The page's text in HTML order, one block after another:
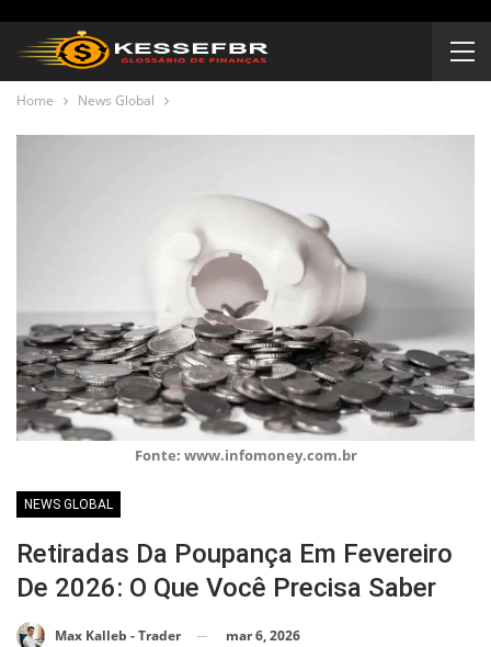
Home News Global
Fonte: www.infomoney.com.br
NEWS GLOBAL
Retiradas Da Poupança Em Fevereiro
De 2026: O Que Você Precisa Saber
Max Kalleb - Trader mar 6, 2026